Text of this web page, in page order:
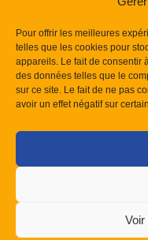
Pour offrir les meilleures
telles que les cookies pour
appareils. Le fait de consentir
des données telles que le
sur ce site. Le fait de ne pas
avoir un effet négatif sur
Voir